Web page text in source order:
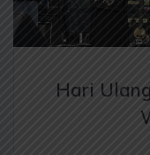
Hari